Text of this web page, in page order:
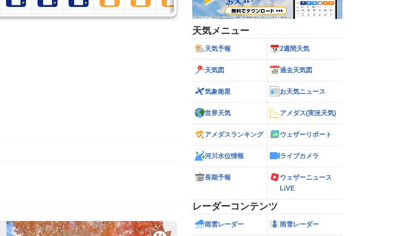
天気メニュー
天気予報 2週間天気
天気図 過去天気図
気象衛星 お天気ニュース
世界天気 アメダス(実況天気)
アメダスランキング ウェザーリポート
河川水位情報 ライブカメラ
長期予報
ウェザーニュース
LiVE
レーダーコンテンツ
雨雲レーダー 雨雪レーダー